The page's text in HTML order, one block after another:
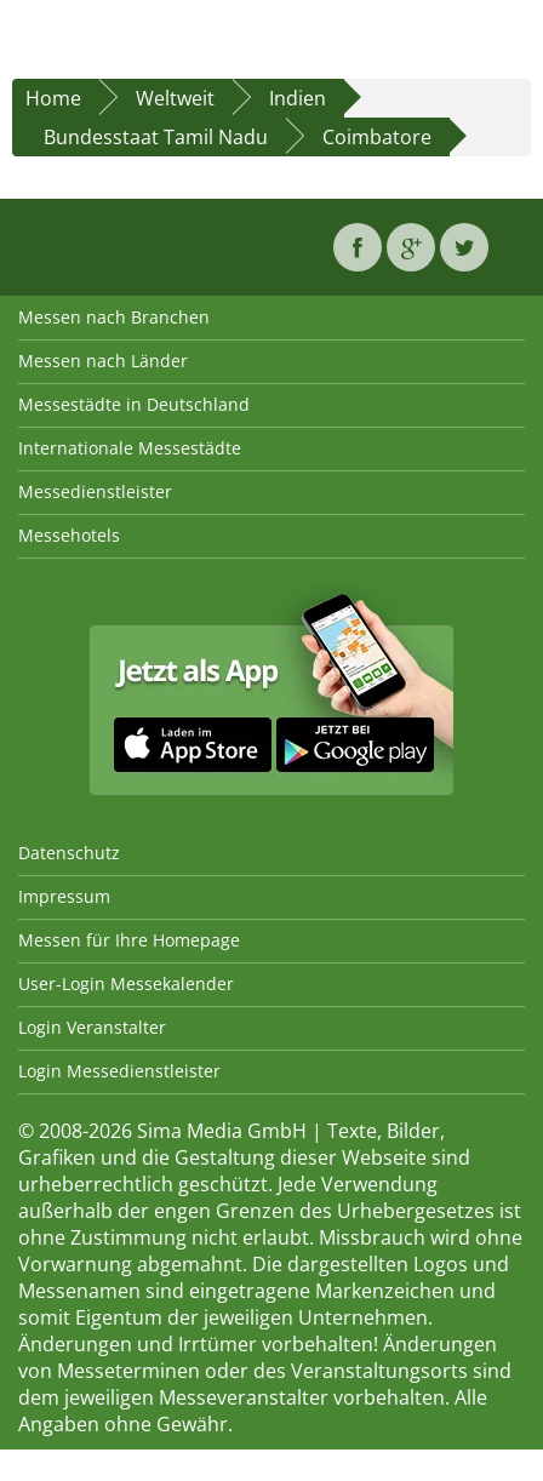
Home Weltweit
Indien
Bundesstaat Tamil Nadu
Coimbatore
Messen nach Branchen
Messen nach Länder
Messestädte in Deutschland
Internationale Messestädte
Messedienstleister
Messehotels
Datenschutz
Impressum
Messen für Ihre Homepage
User-Login Messekalender
Login Veranstalter
Login Messedienstleister
© 2008-2026 Sima Media GmbH | Texte, Bilder,
Grafiken und die Gestaltung dieser Webseite sind
urheberrechtlich geschützt. Jede Verwendung
außerhalb der engen Grenzen des Urhebergesetzes ist
ohne Zustimmung nicht erlaubt. Missbrauch wird ohne
Vorwarnung abgemahnt. Die dargestellten Logos und
Messenamen sind eingetragene Markenzeichen und
somit Eigentum der jeweiligen Unternehmen.
Änderungen und Irrtümer vorbehalten! Änderungen
von Messeterminen oder des Veranstaltungsorts sind
dem jeweiligen Messeveranstalter vorbehalten. Alle
Angaben ohne Gewähr.